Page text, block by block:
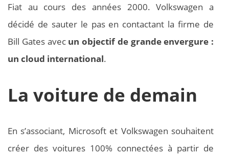
Fiat au cours des années 2000. Volkswagen a
décidé de sauter le pas en contactant la firme de
Bill Gates avec un objectif de grande envergure :
un cloud international.
La voiture de demain
En s’associant, Microsoft et Volkswagen souhaitent
créer des voitures 100% connectées à partir de